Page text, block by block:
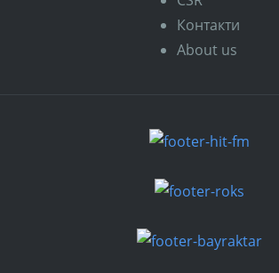
Контакти
About us